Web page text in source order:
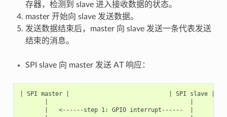
存器，检测到 slave 进入接收数据的状态。
master 开始向 slave 发送数据。
发送数据结束后，master 向 slave 发送一条代表发送
结束的消息。
SPI slave 向 master 发送 AT 响应：
| SPI master |                            | SPI slave |
       |   <------step 1: GPIO interrupt------  |